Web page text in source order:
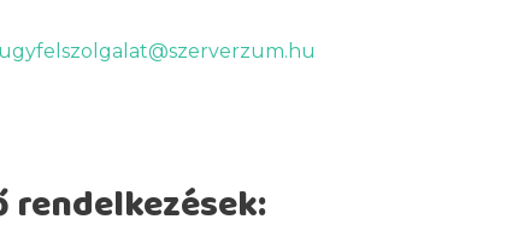
ugyfelszolgalat@szerverzum.hu
rendelkezések: